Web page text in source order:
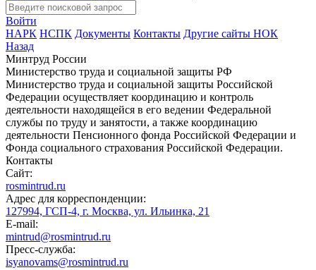
Войти
НАРК НСПК Документы Контакты Другие сайты НОК
Назад
Минтруд России
Министерство труда и социальной защиты РФ
Министерство труда и социальной защиты Российской
Федерации осуществляет координацию и контроль
деятельности находящейся в его ведении Федеральной
службы по труду и занятости, а также координацию
деятельности Пенсионного фонда Российской Федерации и
Фонда социального страхования Российской Федерации.
Контакты
Сайт:
rosmintrud.ru
Адрес для корреспонденции:
127994, ГСП-4, г. Москва, ул. Ильинка, 21
E-mail:
mintrud@rosmintrud.ru
Пресс-служба:
isyanovams@rosmintrud.ru